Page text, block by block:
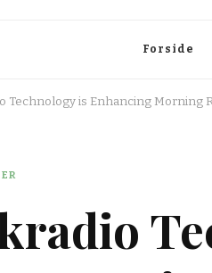
Forside
Technology is Enhancing Morning